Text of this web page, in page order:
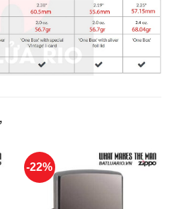
-22%